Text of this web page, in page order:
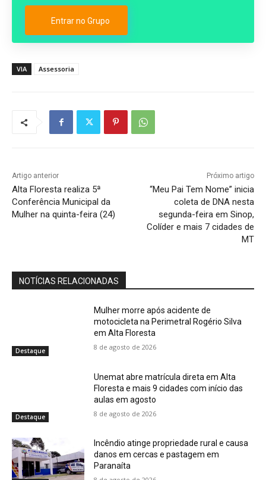
Entrar no Grupo
VIA Assessoria
Artigo anterior
Alta Floresta realiza 5ª
Conferência Municipal da
Mulher na quinta-feira (24)
Próximo artigo
“Meu Pai Tem Nome” inicia
coleta de DNA nesta
segunda-feira em Sinop,
Colíder e mais 7 cidades de
MT
NOTÍCIAS RELACIONADAS
Destaque
Mulher morre após acidente de
motocicleta na Perimetral Rogério Silva
em Alta Floresta
8 de agosto de 2026
Destaque
Unemat abre matrícula direta em Alta
Floresta e mais 9 cidades com início das
aulas em agosto
8 de agosto de 2026
Incêndio atinge propriedade rural e causa
danos em cercas e pastagem em
Paranaíta